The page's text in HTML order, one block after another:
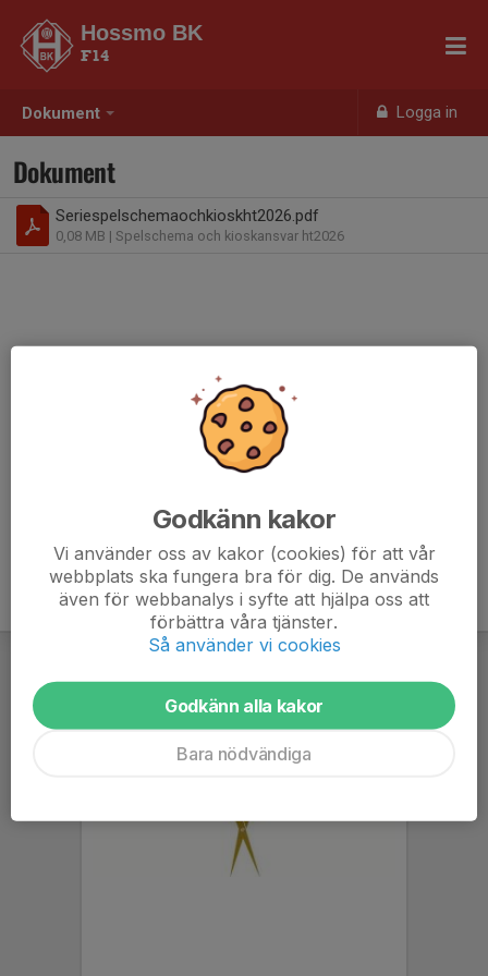
Dokument Logga in
Hossmo BK
F14
Dokument
Seriespelschemaochkioskht2026.pdf
0,08 MB | Spelschema och kioskansvar ht2026
Godkänn kakor
Vi använder oss av kakor (cookies) för att vår
webbplats ska fungera bra för dig. De används
även för webbanalys i syfte att hjälpa oss att
förbättra våra tjänster.
Så använder vi cookies
Godkänn alla kakor
Bara nödvändiga